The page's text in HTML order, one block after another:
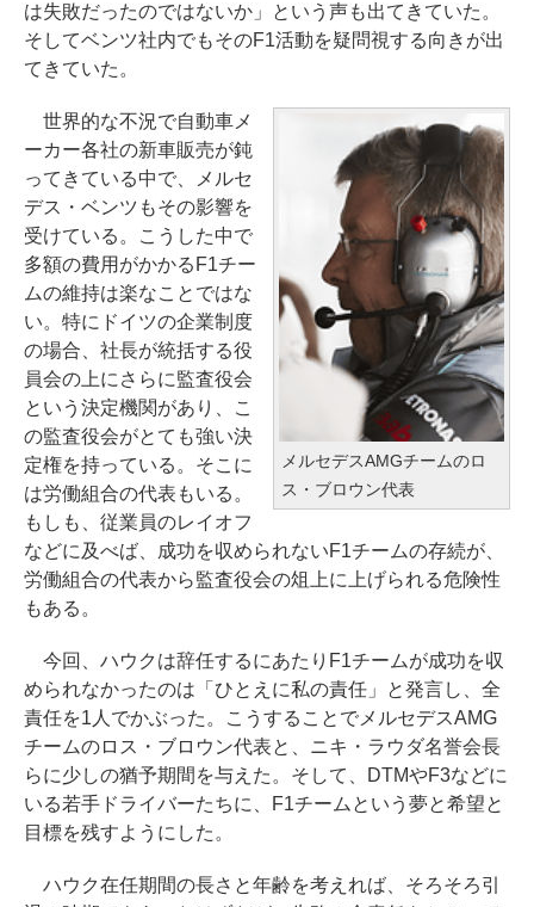
は失敗だったのではないか」という声も出てきていた。
そしてベンツ社内でもそのF1活動を疑問視する向きが出
てきていた。
メルセデスAMGチームのロ
ス・ブロウン代表
世界的な不況で自動車メ
ーカー各社の新車販売が鈍
ってきている中で、メルセ
デス・ベンツもその影響を
受けている。こうした中で
多額の費用がかかるF1チー
ムの維持は楽なことではな
い。特にドイツの企業制度
の場合、社長が統括する役
員会の上にさらに監査役会
という決定機関があり、こ
の監査役会がとても強い決
定権を持っている。そこに
は労働組合の代表もいる。
もしも、従業員のレイオフ
などに及べば、成功を収められないF1チームの存続が、
労働組合の代表から監査役会の俎上に上げられる危険性
もある。
今回、ハウクは辞任するにあたりF1チームが成功を収
められなかったのは「ひとえに私の責任」と発言し、全
責任を1人でかぶった。こうすることでメルセデスAMG
チームのロス・ブロウン代表と、ニキ・ラウダ名誉会長
らに少しの猶予期間を与えた。そして、DTMやF3などに
いる若手ドライバーたちに、F1チームという夢と希望と
目標を残すようにした。
ハウク在任期間の長さと年齢を考えれば、そろそろ引